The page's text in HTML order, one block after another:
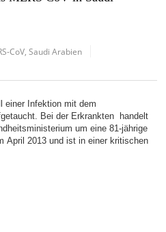
CoV ,Saudi Arabien
einer Infektion mit dem
Bei der Erkrankten handelt
um eine 81-jährige
April 2013 und ist in einer kritischen